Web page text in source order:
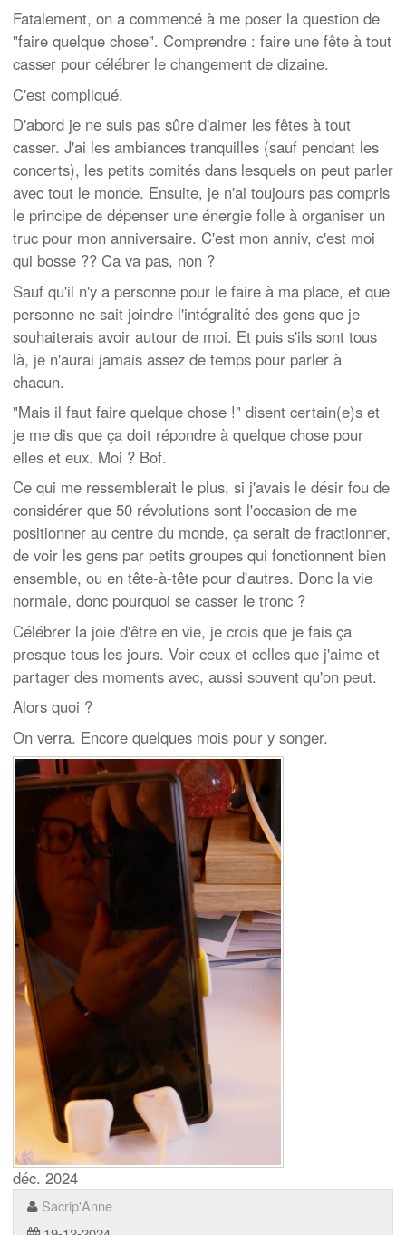
Fatalement, on a commencé à me poser la question de
"faire quelque chose". Comprendre : faire une fête à tout
casser pour célébrer le changement de dizaine.
C'est compliqué.
D'abord je ne suis pas sûre d'aimer les fêtes à tout
casser. J'ai les ambiances tranquilles (sauf pendant les
concerts), les petits comités dans lesquels on peut parler
avec tout le monde. Ensuite, je n'ai toujours pas compris
le principe de dépenser une énergie folle à organiser un
truc pour mon anniversaire. C'est mon anniv, c'est moi
qui bosse ?? Ca va pas, non ?
Sauf qu'il n'y a personne pour le faire à ma place, et que
personne ne sait joindre l'intégralité des gens que je
souhaiterais avoir autour de moi. Et puis s'ils sont tous
là, je n'aurai jamais assez de temps pour parler à
chacun.
"Mais il faut faire quelque chose !" disent certain(e)s et
je me dis que ça doit répondre à quelque chose pour
elles et eux. Moi ? Bof.
Ce qui me ressemblerait le plus, si j'avais le désir fou de
considérer que 50 révolutions sont l'occasion de me
positionner au centre du monde, ça serait de fractionner,
de voir les gens par petits groupes qui fonctionnent bien
ensemble, ou en tête-à-tête pour d'autres. Donc la vie
normale, donc pourquoi se casser le tronc ?
Célébrer la joie d'être en vie, je crois que je fais ça
presque tous les jours. Voir ceux et celles que j'aime et
partager des moments avec, aussi souvent qu'on peut.
Alors quoi ?
On verra. Encore quelques mois pour y songer.
déc. 2024
Sacrip'Anne